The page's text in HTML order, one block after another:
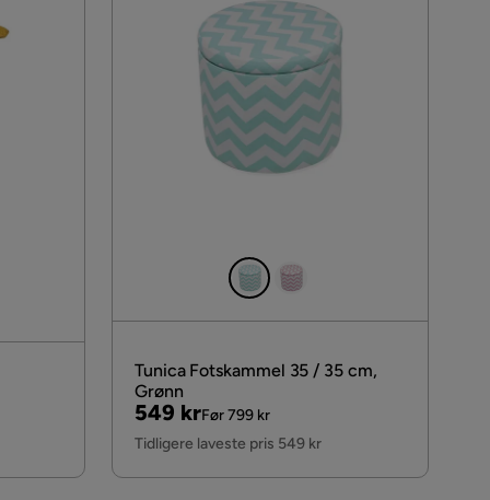
Tunica Fotskammel 35 / 35 cm,
Grønn
Pris
549 kr
Original
Pris
Før 799 kr
Tidligere laveste pris 549 kr